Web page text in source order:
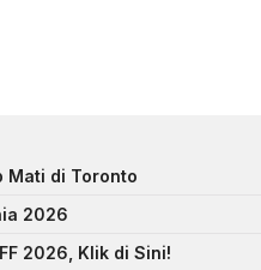
Mati di Toronto
2026
2026, Klik di Sini!